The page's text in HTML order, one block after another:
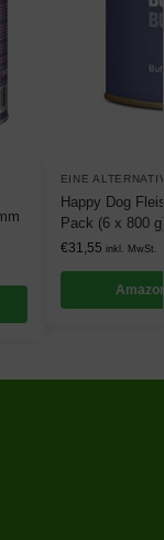
EINE
Happy Dog
Pack (6 x 800
€31,55 inkl. MwSt.